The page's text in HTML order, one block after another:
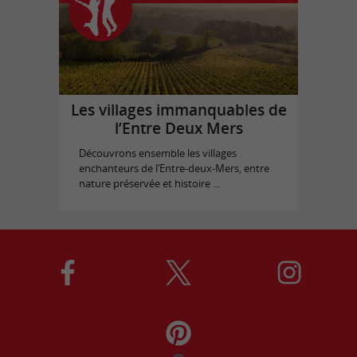
Les villages immanquables de
l’Entre Deux Mers
Découvrons ensemble les villages
enchanteurs de l’Entre-deux-Mers, entre
nature préservée et histoire ...